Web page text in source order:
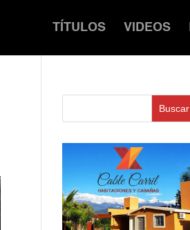
TÍTULOS VIDEOS
Buscar